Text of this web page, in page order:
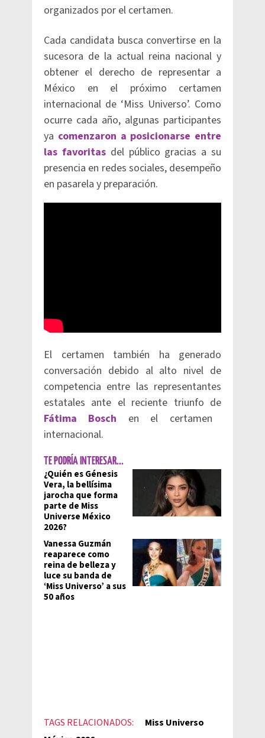
organizados por el certamen.
Cada candidata busca convertirse en la
sucesora de la actual reina nacional y
obtener el derecho de representar a
México en el próximo certamen
internacional de ‘Miss Universo’. Como
ocurre cada año, algunas participantes
ya comenzaron a posicionarse entre
las favoritasdel público gracias a su
presencia en redes sociales, desempeño
en pasarela y preparación.
El certamen también ha generado
conversación debido al alto nivel de
competencia entre las representantes
estatales ante el reciente triunfo de
Fátima Bosch en el certamen
internacional.
TE PODRÍA INTERESAR...
¿Quién es Génesis
Vera, la bellísima
jarocha que forma
parte de Miss
Universe México
2026?
Vanessa Guzmán
reaparece como
reina de belleza y
luce su banda de
‘Miss Universo’ a sus
50 años
TAGS RELACIONADOS:
Miss Universo